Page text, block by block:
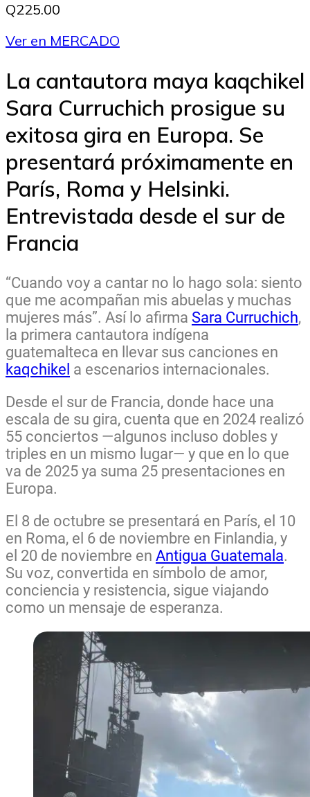
Q225.00
Ver en MERCADO
La cantautora maya kaqchikel
Sara Curruchich prosigue su
exitosa gira en Europa. Se
presentará próximamente en
París, Roma y Helsinki.
Entrevistada desde el sur de
Francia
“Cuando voy a cantar no lo hago sola: siento
que me acompañan mis abuelas y muchas
mujeres más”. Así lo afirma Sara Curruchich,
la primera cantautora indígena
guatemalteca en llevar sus canciones en
kaqchikel a escenarios internacionales.
Desde el sur de Francia, donde hace una
escala de su gira, cuenta que en 2024 realizó
55 conciertos —algunos incluso dobles y
triples en un mismo lugar— y que en lo que
va de 2025 ya suma 25 presentaciones en
Europa.
El 8 de octubre se presentará en París, el 10
en Roma, el 6 de noviembre en Finlandia, y
el 20 de noviembre en Antigua Guatemala.
Su voz, convertida en símbolo de amor,
conciencia y resistencia, sigue viajando
como un mensaje de esperanza.